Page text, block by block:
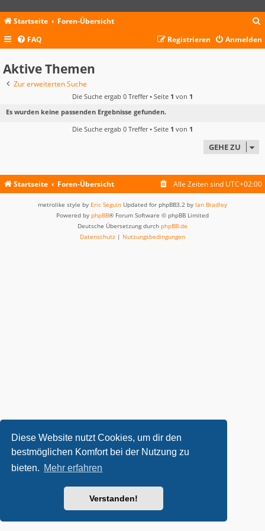
Diese Website nutzt Cookies, um dir den
bestmöglichen Komfort bei der Nutzung zu
bieten. Mehr erfahren
Verstanden!
Startseite Foren-Übersicht
c
FAQ Anmelden
Registrieren
Aktive Themen
Zur erweiterten Suche
Die Suche ergab 0 Treffer • Seite 1 von 1
Es wurden keine passenden Ergebnisse gefunden.
Die Suche ergab 0 Treffer • Seite 1 von 1
GEHE ZU
Startseite Foren-Übersicht Alle Zeiten sind UTC+02:00
metrolike style by Eric Seguin Updated for phpBB3.2 by Ian Bradley
Powered by phpBB® Forum Software © phpBB Limited
Deutsche Übersetzung durch phpBB.de
Datenschutz | Nutzungsbedingungen